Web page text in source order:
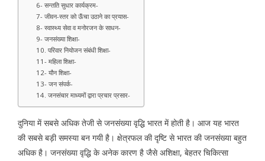
6- सन्तति सुधार कार्यक्रम-
7- जीवन-स्तर को ऊॅंचा उठाने का प्रयास-
8- स्वास्थ्य सेवा व मनोरजन के साधन-
9- जनसंख्या शिक्षा-
10. परिवार नियोजन संबंधी शिक्षा-
11- महिला शिक्षा-
12- यौन शिक्षा-
13- जन संपर्क-
14. जनसंचार माध्यमों द्वारा प्रचार प्रसार-
दुनिया में सबसे अधिक तेजी से जनसंख्या वृद्धि भारत में होती है। आज यह भारत
की सबसे बड़ी समस्या बन गयी है। क्षेत्रफल की दृष्टि से भारत की जनसंख्या बहुत
अधिक है। जनसंख्या वृद्धि के अनेक कारण है जैसे अशिक्षा, बेहतर चिकित्सा